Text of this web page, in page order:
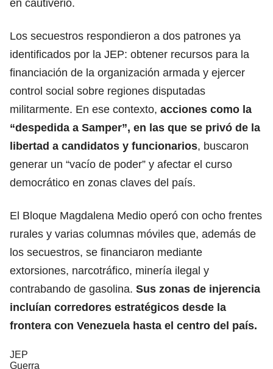
en cautiverio.
Los secuestros respondieron a dos patrones ya
identificados por la JEP: obtener recursos para la
financiación de la organización armada y ejercer
control social sobre regiones disputadas
militarmente. En ese contexto, acciones como la
“despedida a Samper”, en las que se privó de la
libertad a candidatos y funcionarios, buscaron
generar un “vacío de poder” y afectar el curso
democrático en zonas claves del país.
El Bloque Magdalena Medio operó con ocho frentes
rurales y varias columnas móviles que, además de
los secuestros, se financiaron mediante
extorsiones, narcotráfico, minería ilegal y
contrabando de gasolina. Sus zonas de injerencia
incluían corredores estratégicos desde la
frontera con Venezuela hasta el centro del país.
JEP
Guerra